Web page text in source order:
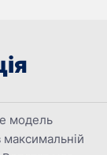
модель